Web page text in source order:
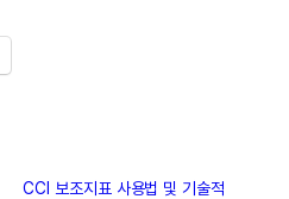
CCI 보조지표 사용법 및 기술적